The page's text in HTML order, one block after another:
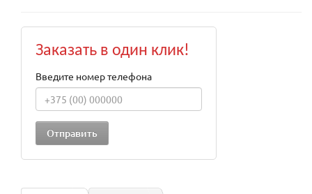
Заказать в один клик!
Введите номер телефона